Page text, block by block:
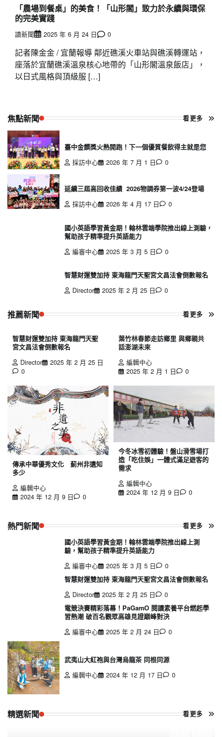
「農場到餐桌」的美食！「山形閣」致力於永續與環保
的完美實踐
讀新聞 2025 年 6 月 24 日 0
記者陳金金 / 宜蘭報導 鄰近礁溪火車站與礁溪轉運站，
座落於宜蘭礁溪溫泉核心地帶的「山形閣溫泉飯店」，
以日式風格與頂級服 […]
焦點新聞 看更多
臺中金饌獎火熱開跑！下一個優質餐飲得主就是您
採訪中心
2026 年 7 月 1 日 0
延續三屆高回收佳績 2026物調券第一波4/24登場
採訪中心
2026 年 4 月 17 日 0
國小英語學習黃金期！翰林雲端學院推出線上測驗，
幫助孩子精準提升英語能力
編審中心
2025 年 3 月 5 日 0
智慧財運雙加持 東海龍門天聖宮文昌法會倒數報名
Director
2025 年 2 月 25 日 0
推薦新聞 看更多
智慧財運雙加持 東海龍門天聖
宮文昌法會倒數報名
Director
2025 年 2 月 25 日
0
葉竹林春節走訪鄉里 與鄉親共
話澎湖未來
編輯中心
2025 年 2 月 1 日
0
傳承中華優秀文化 薊州非遺知
多少
編輯中心
2024 年 12 月 9 日
0
今冬冰雪初體驗！盤山滑雪場打
造「吃住娛」一體式滿足遊客的
需求
編輯中心
2024 年 12 月 9 日
0
熱門新聞 看更多
國小英語學習黃金期！翰林雲端學院推出線上測
驗，幫助孩子精準提升英語能力
編審中心
2025 年 3 月 5 日
0
智慧財運雙加持 東海龍門天聖宮文昌法會倒數報名
Director
2025 年 2 月 25 日
0
電競決賽精彩落幕！PaGamO 閱讀素養平台燃起學
習熱潮 破百名觀眾高雄見證巔峰對決
編審中心
2025 年 2 月 24 日 0
武夷山大紅袍與台灣烏龍茶 同根同源
編輯中心
2024 年 12 月 17 日 0
精選新聞 看更多